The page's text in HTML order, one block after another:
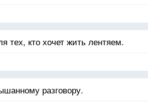
тех, кто хочет жить лентяем.
разговору.